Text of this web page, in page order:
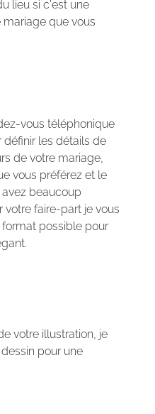
lieu si c'est une
que vous
vous téléphonique
définir les détails de
de votre mariage,
vous préférez et le
beaucoup
votre faire-part je vous
possible pour
votre illustration, je
pour une